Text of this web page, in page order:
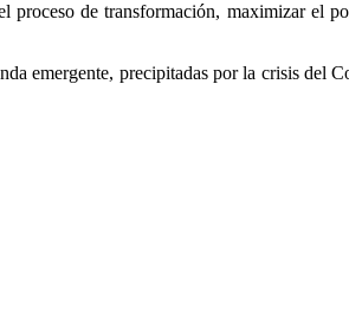
de transformación, maximizar el
emergente, precipitadas por la crisis del